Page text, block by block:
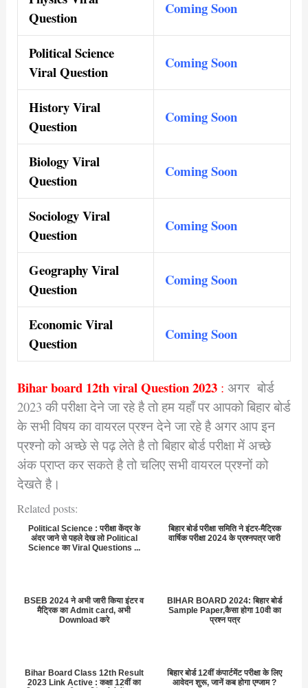
Question
Coming Soon
Political Science
Viral Question
Coming Soon
History Viral
Question
Coming Soon
Biology Viral
Question
Coming Soon
Sociology Viral
Question
Coming Soon
Geography Viral
Question
Coming Soon
Economic Viral
Question
Coming Soon
Bihar board 12th viral Question 2023: अगर बोर्ड
2023 की परीक्षा देने जा रहे है तो हम यहाँ पर आपको बिहार बोर्ड
के सभी विषय का वायरल प्रश्न देने जा रहे है अगर आप इन
प्रश्नो को अच्छे से पढ़ लेते है तो बिहार बोर्ड परीक्षा में अच्छे
अंक प्राप्त कर सकते है तो चलिए सभी वायरल प्रश्नों को
देखते है।
Related posts:
Political Science : परीक्षा केंद्र के
अंदर जाने से पहले देख लो Political
Science का Viral Questions ...
बिहार बोर्ड परीक्षा समिति ने इंटर-मैट्रिक
वार्षिक परीक्षा 2024 के प्रश्नपत्र जारी
BSEB 2024 ने अभी जारी किया इंटर व
मैट्रिक का Admit card, अभी
Download करे
BIHAR BOARD 2024: बिहार बोर्ड
Sample Paper,कैसा होगा 10वी का
प्रश्न पत्र
Bihar Board Class 12th Result
2023 Link Active : कक्षा 12वीं का
बिहार बोर्ड 12वीं कंपार्टमेंट परीक्षा के लिए
आवेदन शुरू, जानें कब होगा एग्जाम ?